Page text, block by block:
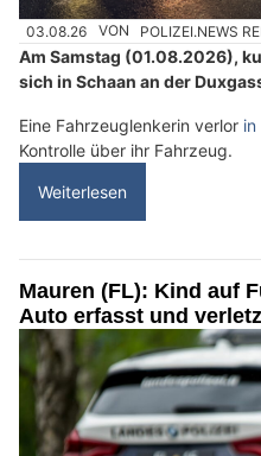
03.08.26 VON POLIZEI.NEWS
Am Samstag (01.08.2026),
sich in Schaan an der
Eine Fahrzeuglenkerin verlor
Kontrolle über ihr Fahrzeug.
Weiterlesen
Mauren (FL): Kind auf
Auto erfasst und